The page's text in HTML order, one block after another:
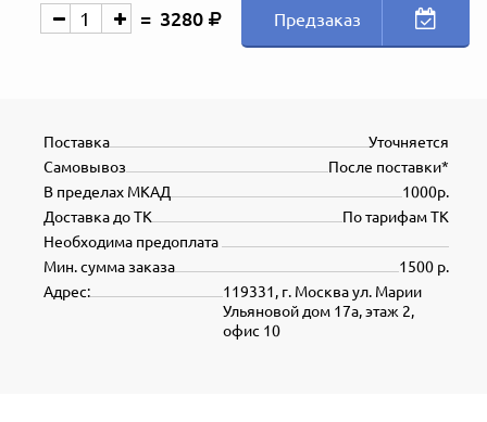
3280 Предзаказ
Уточняется
Поставка
После поставки*
Самовывоз
1000р.
В пределах МКАД
По тарифам ТК
Доставка до ТК
Необходима предоплата
1500 р.
Мин. сумма заказа
119331, г. Москва ул. Марии
Ульяновой дом 17а, этаж 2,
офис 10
Адрес: